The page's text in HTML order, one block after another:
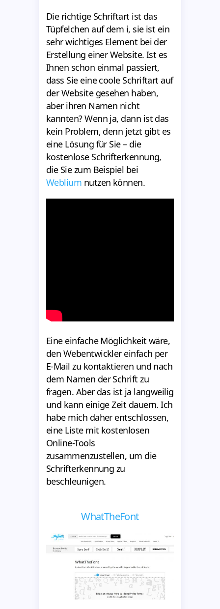
Die richtige Schriftart ist das
Tüpfelchen auf dem i, sie ist ein
sehr wichtiges Element bei der
Erstellung einer Website. Ist es
Ihnen schon einmal passiert,
dass Sie eine coole Schriftart auf
der Website gesehen haben,
aber ihren Namen nicht
kannten? Wenn ja, dann ist das
kein Problem, denn jetzt gibt es
eine Lösung für Sie – die
kostenlose Schrifterkennung,
die Sie zum Beispiel bei
Weblium nutzen können.
Eine einfache Möglichkeit wäre,
den Webentwickler einfach per
E-Mail zu kontaktieren und nach
dem Namen der Schrift zu
fragen. Aber das ist ja langweilig
und kann einige Zeit dauern. Ich
habe mich daher entschlossen,
eine Liste mit kostenlosen
Online-Tools
zusammenzustellen, um die
Schrifterkennung zu
beschleunigen.
WhatTheFont